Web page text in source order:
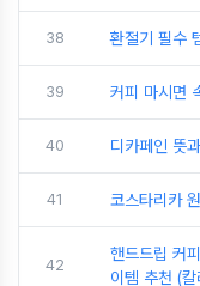
38 환절기 필수
39 커피 마시면
40 디카페인 뜻
41 코스타리카
42
핸드드립 커
이템 추천 (